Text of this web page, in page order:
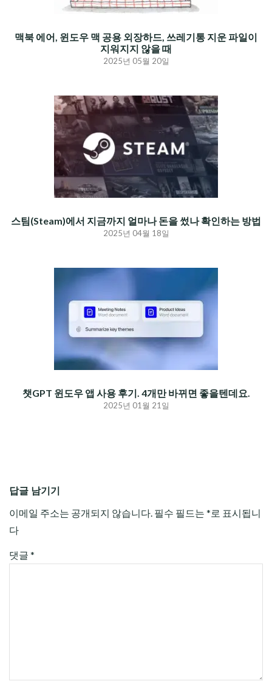
맥북 에어, 윈도우 맥 공용 외장하드, 쓰레기통 지운 파일이
지워지지 않을 때
2025년 05월 20일
스팀(Steam)에서 지금까지 얼마나 돈을 썼나 확인하는 방법
2025년 04월 18일
챗GPT 윈도우 앱 사용 후기. 4개만 바뀌면 좋을텐데요.
2025년 01월 21일
답글 남기기
이메일 주소는 공개되지 않습니다. 필수 필드는 * 로 표시됩니
다
댓글 *